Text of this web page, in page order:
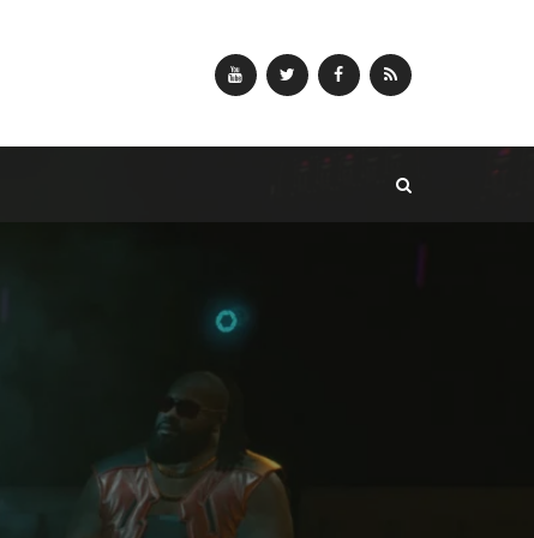
YouTubeTwitterFacebook
RSS